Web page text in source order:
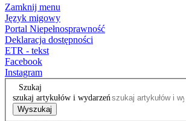
Zamknij menu
Język migowy
Portal Niepełnosprawność
Deklaracja dostępności
ETR - tekst
Facebook
Instagram
Szukaj
szukaj artykułów i wydarzeń
Wyszukaj